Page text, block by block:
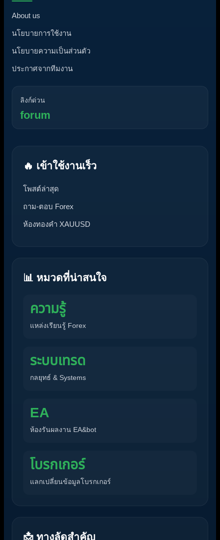
About us
นโยบายการใช้งาน
นโยบายความเป็นส่วนตัว
ประกาศจากทีมงาน
ลิงก์ด่วน
forum
🔥 เข้าใช้งานเร็ว
โพสต์ล่าสุด
ถาม-ตอบ Forex
ห้องทองคำ XAUUSD
📊 หมวดที่น่าสนใจ
ความรู้
แหล่งเรียนรู้ Forex
ระบบเทรด
กลยุทธ์ & Systems
EA
ห้องรันผลงาน EA&bot
โบรกเกอร์
แลกเปลี่ยนข้อมูลโบรกเกอร์
📩 ทางลัดสำคัญ